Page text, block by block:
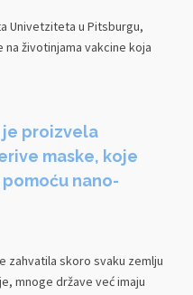
Univetziteta u Pitsburgu,
životinjama vakcine koja
je proizvela
maske, koje
nano-
zahvatila skoro svaku zemlju
mnoge države već imaju